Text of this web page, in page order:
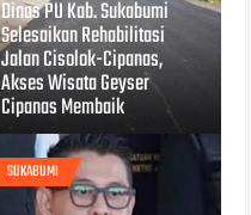
Dinas PU Kab. Sukabumi
Selesaikan Rehabilitasi
Jalan Cisolok-Cipanas,
Akses Wisata Geyser
Cipanas Membaik
SUKABUMI